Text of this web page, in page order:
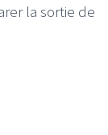
la sortie de